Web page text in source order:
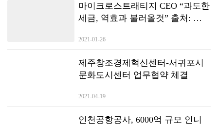
마이크로스트래티지 CEO “과도한
세금, 역효과 불러올것” 출처: 조
https://joind.io/market/id/5389 본 기
별도의 협의 없이 무단으로 게재
할 경우 저작권침해가 될 수 있습
2021-01-26
제주창조경제혁신센터-서귀포시
문화도시센터 업무협약 체결
2021-04-19
인천공항공사, 6000억 규모 인니